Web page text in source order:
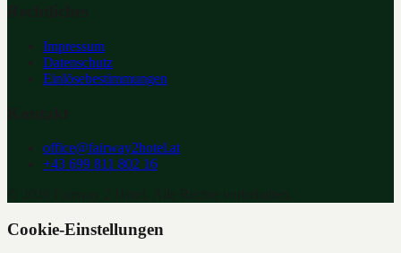
Impressum
Datenschutz
Einlösebestimmungen
office@fairway2hotel.at
+43 699 811 802 16
Cookie-Einstellungen